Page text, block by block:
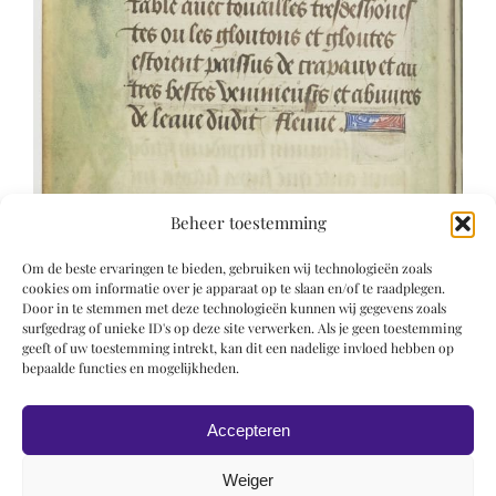
Beheer toestemming
Om de beste ervaringen te bieden, gebruiken wij technologieën zoals
cookies om informatie over je apparaat op te slaan en/of te raadplegen.
Door in te stemmen met deze technologieën kunnen wij gegevens zoals
surfgedrag of unieke ID's op deze site verwerken. Als je geen toestemming
geeft of uw toestemming intrekt, kan dit een nadelige invloed hebben op
bepaalde functies en mogelijkheden.
Accepteren
Weiger